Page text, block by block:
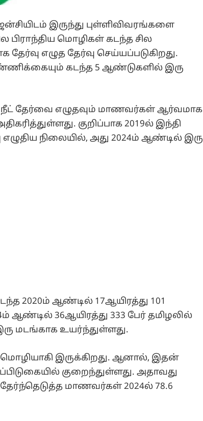
இருந்து புள்ளிவிவரங்களை
பிராந்திய மொழிகள் கடந்த சில
எழுத தேர்வு செய்யப்படுகிறது.
கடந்த 5 ஆண்டுகளில் இரு
நீட் தேர்வை எழுதவும் மாணவர்கள் ஆர்வமாக
குறிப்பாக 2019ல் இந்தி
நிலையில், அது 2024ம் ஆண்டில் இரு
2020ம் ஆண்டில் 17ஆயிரத்து 101
36ஆயிரத்து 333 பேர் தமிழலில்
மடங்காக உயர்ந்துள்ளது.
இருக்கிறது. ஆனால், இதன்
குறைந்துள்ளது. அதாவது
மாணவர்கள் 2024ல் 78.6